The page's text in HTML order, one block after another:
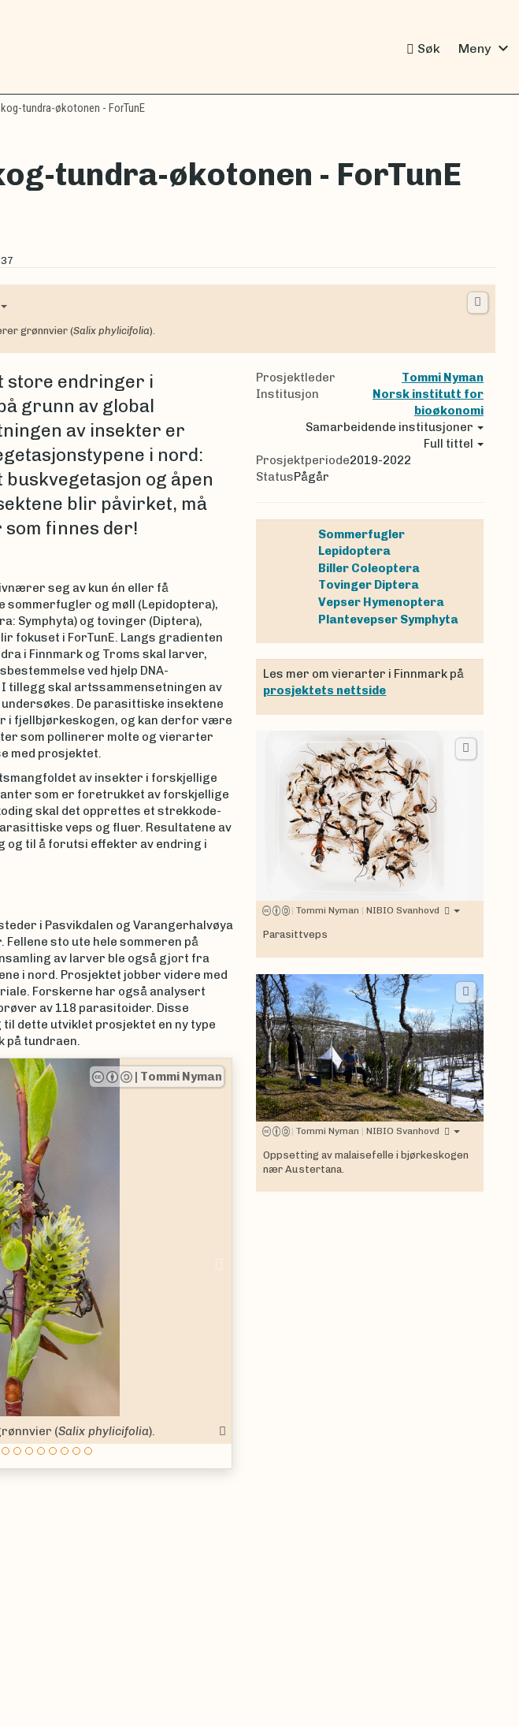
Søk Meny expand_more
tundra-økotonen - ForTunE
tundra-økotonen - ForTunE
grønnvier (Salix phylicifolia).
store endringer i
grunn av global
av insekter er
i nord:
og åpen
blir påvirket, må
finnes der!
seg av kun én eller få
og møll (Lepidoptera),
Symphyta) og tovinger (Diptera),
fokuset i ForTunE. Langs gradienten
i Finnmark og Troms skal larver,
ved hjelp DNA-
skal artssammensetningen av
De parasittiske insektene
i fjellbjørkeskogen, og kan derfor være
som pollinerer molte og vierarter
med prosjektet.
av insekter i forskjellige
som er foretrukket av forskjellige
skal det opprettes et strekkode-
veps og fluer. Resultatene av
og til å forutsi effekter av endring i
i Pasvikdalen og Varangerhalvøya
sto ute hele sommeren på
av larver ble også gjort fra
i nord. Prosjektet jobber videre med
Forskerne har også analysert
av 118 parasitoider. Disse
dette utviklet prosjektet en ny type
tundraen.
|Tommi Nyman
på Varangerhalvøya.
Prosjektleder
Tommi Nyman
Institusjon
Norsk institutt for
bioøkonomi
Samarbeidende institusjoner
Full tittel
Prosjektperiode2019-2022
StatusPågår
Sommerfugler
Lepidoptera
Biller Coleoptera
Tovinger Diptera
Vepser Hymenoptera
Plantevepser Symphyta
Les mer om vierarter i Finnmark på
prosjektets nettside
| Tommi Nyman | NIBIO Svanhovd
Parasittveps
| Tommi Nyman | NIBIO Svanhovd
Oppsetting av malaisefelle i bjørkeskogen
nær Austertana.